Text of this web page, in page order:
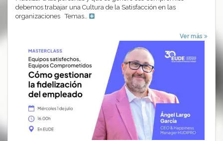
debemos trabajar una Cultura de la Satisfacción en las
organizaciones Temas…
Ver más